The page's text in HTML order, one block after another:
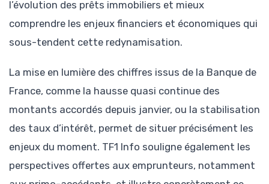
l’évolution des prêts immobiliers et mieux
comprendre les enjeux financiers et économiques qui
sous-tendent cette redynamisation.
La mise en lumière des chiffres issus de la Banque de
France, comme la hausse quasi continue des
montants accordés depuis janvier, ou la stabilisation
des taux d’intérêt, permet de situer précisément les
enjeux du moment. TF1 Info souligne également les
perspectives offertes aux emprunteurs, notamment